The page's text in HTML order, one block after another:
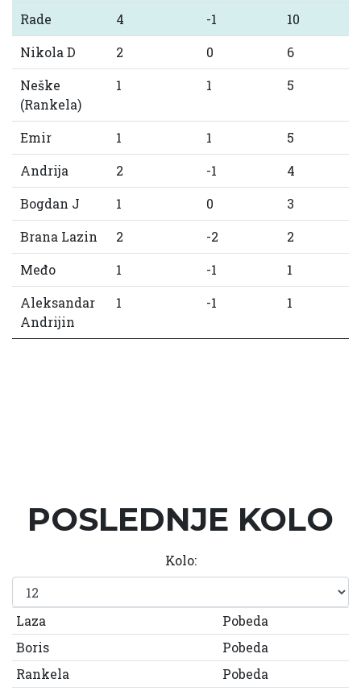
Rade
4 -1
10
Nikola D
2 0
6
Neške
(Rankela)
1 1 5
Emir 1 1
5
Andrija
2 -1
4
Bogdan J
1 0
3
Brana Lazin
2 -2
2
Međo
1 -1
1
Aleksandar
Andrijin
1 -1 1
POSLEDNJE KOLO
Kolo:
Laza
Pobeda
Boris
Pobeda
Rankela
Pobeda